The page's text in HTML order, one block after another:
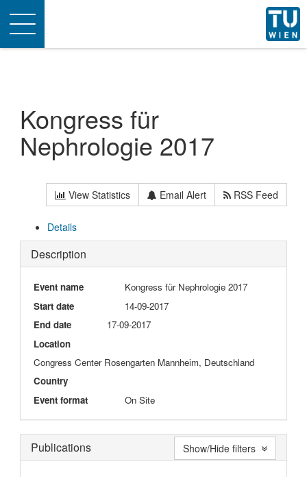
Toggle
navigation
Kongress für
Nephrologie 2017
View Statistics Email Alert RSS Feed
Details
Description
Event name
Kongress für Nephrologie 2017
Start date
14-09-2017
End date
17-09-2017
Location
Congress Center Rosengarten Mannheim, Deutschland
Country
Event format
On Site
Publications